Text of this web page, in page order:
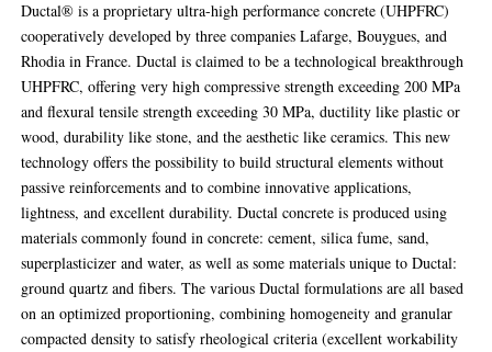
Ductal® is a proprietary ultra-high performance concrete (UHPFRC)
cooperatively developed by three companies Lafarge, Bouygues, and
Rhodia in France. Ductal is claimed to be a technological breakthrough
UHPFRC, offering very high compressive strength exceeding 200 MPa
and flexural tensile strength exceeding 30 MPa, ductility like plastic or
wood, durability like stone, and the aesthetic like ceramics. This new
technology offers the possibility to build structural elements without
passive reinforcements and to combine innovative applications,
lightness, and excellent durability. Ductal concrete is produced using
materials commonly found in concrete: cement, silica fume, sand,
superplasticizer and water, as well as some materials unique to Ductal:
ground quartz and fibers. The various Ductal formulations are all based
on an optimized proportioning, combining homogeneity and granular
compacted density to satisfy rheological criteria (excellent workability